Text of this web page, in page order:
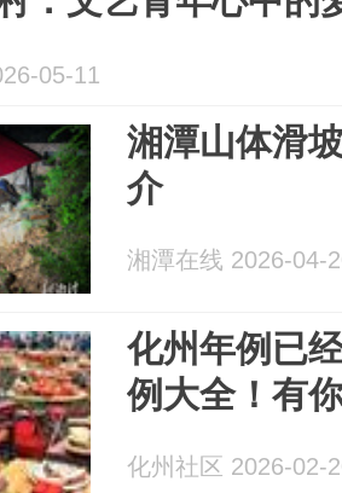
05-11
湘潭山体滑
介
湘潭在线 2026-04-
化州年例已
例大全！有
化州社区 2026-02-